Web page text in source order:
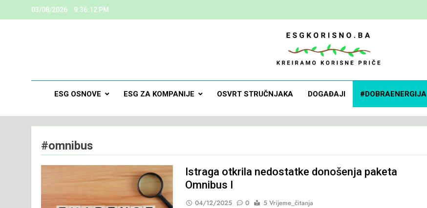
03/08/2026 9:36:13 PM
ESG Korisno
Kreiramo Korisne Priče
ESG OSNOVE ESG ZA KOMPANIJE OSVRT STRUČNJAKA DOGAĐAJI #DOBRAENERGIJA
#omnibus
Istraga otkrila nedostatke donošenja paketa
Omnibus I
04/12/2025 0
5 Vrijeme_čitanja